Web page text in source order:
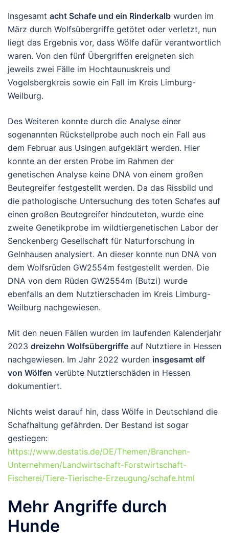
Insgesamt acht Schafe und ein Rinderkalb wurden im
März durch Wolfsübergriffe getötet oder verletzt, nun
liegt das Ergebnis vor, dass Wölfe dafür verantwortlich
waren. Von den fünf Übergriffen ereigneten sich
jeweils zwei Fälle im Hochtaunuskreis und
Vogelsbergkreis sowie ein Fall im Kreis Limburg-
Weilburg.
Des Weiteren konnte durch die Analyse einer
sogenannten Rückstellprobe auch noch ein Fall aus
dem Februar aus Usingen aufgeklärt werden. Hier
konnte an der ersten Probe im Rahmen der
genetischen Analyse keine DNA von einem großen
Beutegreifer festgestellt werden. Da das Rissbild und
die pathologische Untersuchung des toten Schafes auf
einen großen Beutegreifer hindeuteten, wurde eine
zweite Genetikprobe im wildtiergenetischen Labor der
Senckenberg Gesellschaft für Naturforschung in
Gelnhausen analysiert. An dieser konnte nun DNA von
dem Wolfsrüden GW2554m festgestellt werden. Die
DNA von dem Rüden GW2554m (Butzi) wurde
ebenfalls an dem Nutztierschaden im Kreis Limburg-
Weilburg nachgewiesen.
Mit den neuen Fällen wurden im laufenden Kalenderjahr
2023 dreizehn Wolfsübergriffe auf Nutztiere in Hessen
nachgewiesen. Im Jahr 2022 wurden insgesamt elf
von Wölfen verübte Nutztierschäden in Hessen
dokumentiert.
Nichts weist darauf hin, dass Wölfe in Deutschland die
Schafhaltung gefährden. Der Bestand ist sogar
gestiegen:
https://www.destatis.de/DE/Themen/Branchen-
Unternehmen/Landwirtschaft-Forstwirtschaft-
Fischerei/Tiere-Tierische-Erzeugung/schafe.html
Mehr Angriffe durch
Hunde